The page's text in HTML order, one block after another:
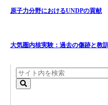
原子力分野におけるUNDPの貢献
大気圏内核実験：過去の傷跡と教訓